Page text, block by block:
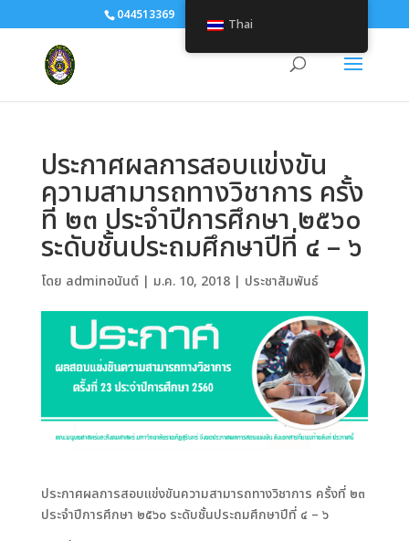
044513369
ประกาศผลการสอบแข่งขัน
ความสามารถทางวิชาการ ครั้ง
ที่ ๒๓ ประจำปีการศึกษา ๒๕๖๐
ระดับชั้นประถมศึกษาปีที่ ๔ – ๖
โดย adminอนันต์| ม.ค. 10, 2018| ประชาสัมพันธ์
ประกาศผลการสอบแข่งขันความสามารถทางวิชาการ ครั้งที่ ๒๓
ประจำปีการศึกษา ๒๕๖๐ ระดับชั้นประถมศึกษาปีที่ ๔ – ๖
Thai